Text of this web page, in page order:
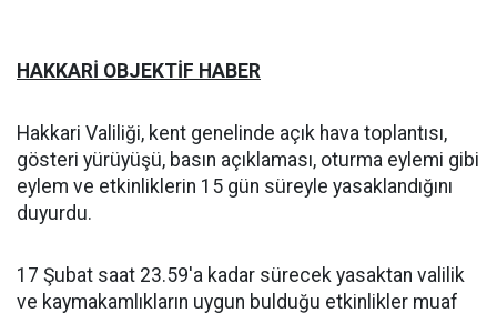
HAKKARİ OBJEKTİF HABER
Hakkari Valiliği, kent genelinde açık hava toplantısı,
gösteri yürüyüşü, basın açıklaması, oturma eylemi gibi
eylem ve etkinliklerin 15 gün süreyle yasaklandığını
duyurdu.
17 Şubat saat 23.59'a kadar sürecek yasaktan valilik
ve kaymakamlıkların uygun bulduğu etkinlikler muaf